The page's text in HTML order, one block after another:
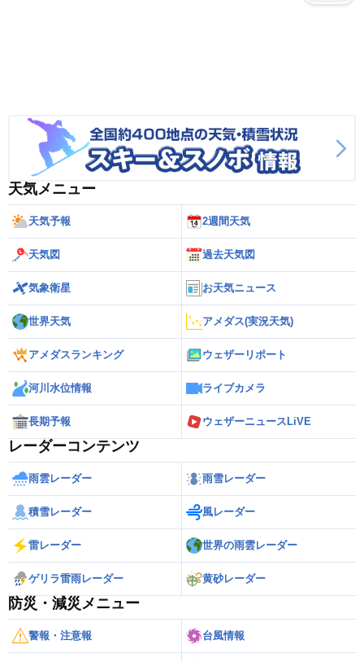
天気メニュー
天気予報 2週間天気
天気図 過去天気図
気象衛星 お天気ニュース
世界天気 アメダス(実況天気)
アメダスランキング ウェザーリポート
河川水位情報 ライブカメラ
長期予報 ウェザーニュースLiVE
レーダーコンテンツ
雨雲レーダー 雨雪レーダー
積雪レーダー 風レーダー
雷レーダー 世界の雨雲レーダー
ゲリラ雷雨レーダー 黄砂レーダー
防災・減災メニュー
警報・注意報 台風情報